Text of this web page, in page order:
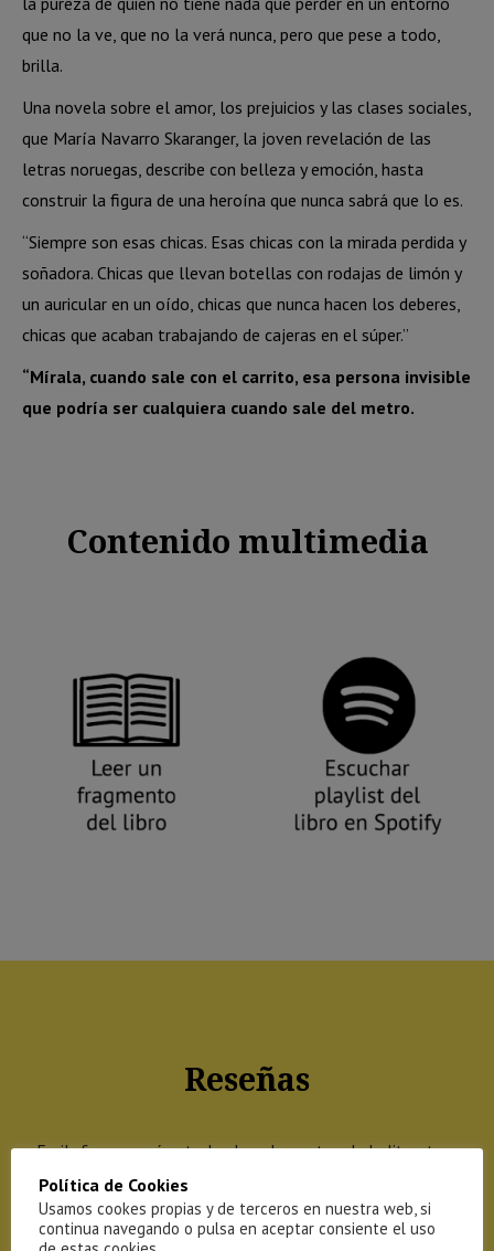
que no la ve, que no la verá nunca, pero que pese a todo,
brilla.
Una novela sobre el amor, los prejuicios y las clases sociales,
que María Navarro Skaranger, la joven revelación de las
letras noruegas, describe con belleza y emoción, hasta
construir la figura de una heroína que nunca sabrá que lo es.
“Siempre son esas chicas. Esas chicas con la mirada perdida y
soñadora. Chicas que llevan botellas con rodajas de limón y
un auricular en un oído, chicas que nunca hacen los deberes,
chicas que acaban trabajando de cajeras en el súper.”
“Mírala, cuando sale con el carrito, esa persona invisible
que podría ser cualquiera cuando sale del metro.
Contenido multimedia
Reseñas
Emily forever reúne todos los elementos de la literatura
joven noruega: introspección, relaciones de género y el reto
de vivir en áreas urbanas con desventajas sociales. Un estilo
narrativo que incide en los claroscuros de las sociedades con
Política de Cookies
Usamos cookes propias y de terceros en nuestra web, si
continua navegando o pulsa en aceptar consiente el uso